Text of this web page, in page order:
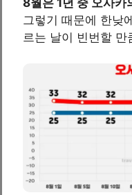
그렇기 때문에 한낮
르는 날이 빈번할 만